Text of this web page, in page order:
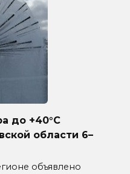
до +40°C
области 6–
объявлено